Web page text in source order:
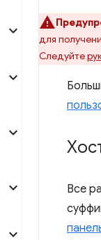
для
Следуйте
Все